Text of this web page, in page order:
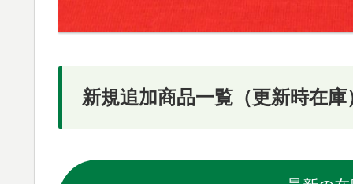
新規追加商品一覧（更新時在庫